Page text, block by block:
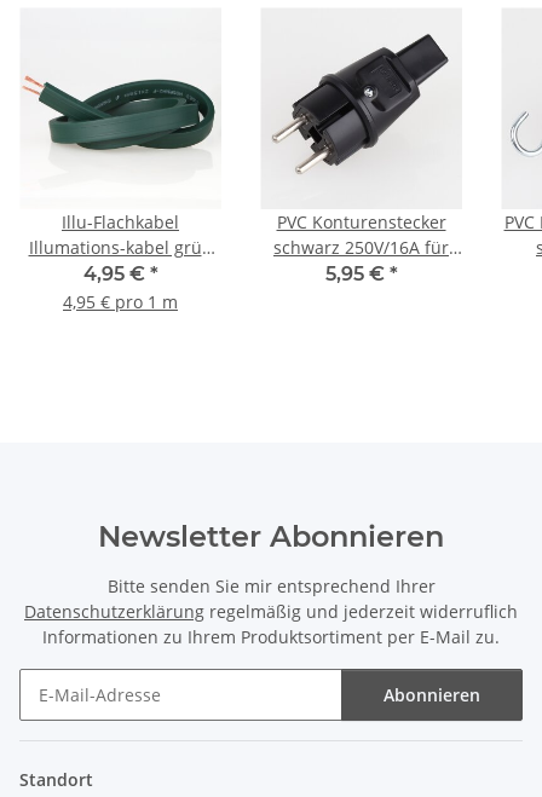
Illu-Flachkabel
Illumations-kabel grün
2-adrig, 2x1,5 mm²
H05RNH2-F für
4,95 € *
4,95 € pro 1 m
PVC Konturenstecker
schwarz 250V/16A für
Illu-Flachkabel
5,95 € *
Newsletter Abonnieren
Bitte senden Sie mir entsprechend Ihrer
Datenschutzerklärung regelmäßig und jederzeit widerruflich
Informationen zu Ihrem Produktsortiment per E-Mail zu.
Abonnieren
Standort